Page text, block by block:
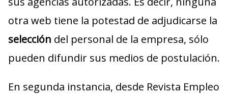
otra web tiene la potestad de adjudicarse la
selección del personal de la empresa, sólo
pueden difundir sus medios de postulación.
En segunda instancia, desde Revista Empleo